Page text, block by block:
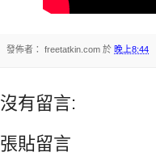
發佈者： freetatkin.com 於 晚上8:44
沒有留言:
張貼留言